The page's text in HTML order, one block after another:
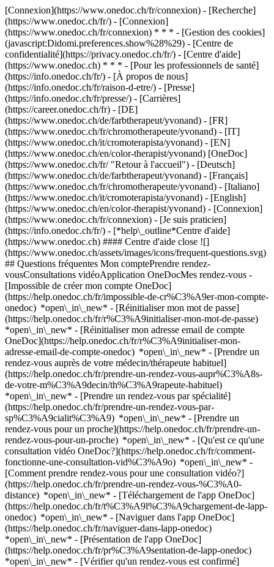
[Connexion](https://www.onedoc.ch/fr/connexion) - [Recherche]
(https://www.onedoc.ch/fr/) - [Connexion]
(https://www.onedoc.ch/fr/connexion) * * * - [Gestion des cookies]
(javascript:Didomi.preferences.show%28%29) - [Centre de
confidentialité](https://privacy.onedoc.ch/fr/) - [Centre d'aide]
(https://www.onedoc.ch) * * * - [Pour les professionnels de santé]
(https://info.onedoc.ch/fr/) - [À propos de nous]
(https://info.onedoc.ch/fr/raison-d-etre/) - [Presse]
(https://info.onedoc.ch/fr/presse/) - [Carrières]
(https://career.onedoc.ch/fr) - [DE]
(https://www.onedoc.ch/de/farbtherapeut/yvonand) - [FR]
(https://www.onedoc.ch/fr/chromotherapeute/yvonand) - [IT]
(https://www.onedoc.ch/it/cromoterapista/yvonand) - [EN]
(https://www.onedoc.ch/en/color-therapist/yvonand) [OneDoc]
(https://www.onedoc.ch/fr/ "Retour à l'accueil") - [Deutsch]
(https://www.onedoc.ch/de/farbtherapeut/yvonand) - [Français]
(https://www.onedoc.ch/fr/chromotherapeute/yvonand) - [Italiano]
(https://www.onedoc.ch/it/cromoterapista/yvonand) - [English]
(https://www.onedoc.ch/en/color-therapist/yvonand) - [Connexion]
(https://www.onedoc.ch/fr/connexion) - [Je suis praticien]
(https://info.onedoc.ch/fr/) - [*help\_outline*Centre d'aide]
(https://www.onedoc.ch) #### Centre d'aide close ![]
(https://www.onedoc.ch/assets/images/icons/frequent-questions.svg)
## Questions fréquentes Mon comptePrendre rendez-
vousConsultations vidéoApplication OneDocMes rendez-vous -
[Impossible de créer mon compte OneDoc]
(https://help.onedoc.ch/fr/impossible-de-cr%C3%A9er-mon-compte-
onedoc) *open\_in\_new* - [Réinitialiser mon mot de passe]
(https://help.onedoc.ch/fr/r%C3%A9initialiser-mon-mot-de-passe)
*open\_in\_new* - [Réinitialiser mon adresse email de compte
OneDoc](https://help.onedoc.ch/fr/r%C3%A9initialiser-mon-
adresse-email-de-compte-onedoc) *open\_in\_new* - [Prendre un
rendez-vous auprès de votre médecin/thérapeute habituel]
(https://help.onedoc.ch/fr/prendre-un-rendez-vous-aupr%C3%A8s-
de-votre-m%C3%A9decin/th%C3%A9rapeute-habituel)
*open\_in\_new* - [Prendre un rendez-vous par spécialité]
(https://help.onedoc.ch/fr/prendre-un-rendez-vous-par-
sp%C3%A9cialit%C3%A9) *open\_in\_new* - [Prendre un
rendez-vous pour un proche](https://help.onedoc.ch/fr/prendre-un-
rendez-vous-pour-un-proche) *open\_in\_new* - [Qu'est ce qu'une
consultation vidéo OneDoc?](https://help.onedoc.ch/fr/comment-
fonctionne-une-consultation-vid%C3%A9o) *open\_in\_new* -
[Comment prendre rendez-vous pour une consultation vidéo?]
(https://help.onedoc.ch/fr/prendre-un-rendez-vous-%C3%A0-
distance) *open\_in\_new* - [Téléchargement de l'app OneDoc]
(https://help.onedoc.ch/fr/t%C3%A9l%C3%A9chargement-de-lapp-
onedoc) *open\_in\_new* - [Naviguer dans l'app OneDoc]
(https://help.onedoc.ch/fr/naviguer-dans-lapp-onedoc)
*open\_in\_new* - [Présentation de l'app OneDoc]
(https://help.onedoc.ch/fr/pr%C3%A9sentation-de-lapp-onedoc)
*open\_in\_new* - [Vérifier qu'un rendez-vous est confirmé](https://help.onedoc.ch/fr/v%C3%A9rifier-quun-rendez-vous-est-confirm%C3%A9) *open\_in\_new* - [Annuler un rendez-vous pris en ligne sur OneDoc](https://help.onedoc.ch/fr/annuler-un-rendez-vous-pris-en-ligne-sur-onedoc) *open\_in\_new* - [Je ne reçois pas de confirmation de rendez-vous](https://help.onedoc.ch/fr/je-ne-re%C3%A7ois-pas-de-confirmation-de-rendez-vous) *open\_in\_new* [Voir tous nos articles *open\_in\_new*](https://help.onedoc.ch/fr/) close ## Modifier votre recherche ![Maison avec un signe plus annonçant qu’une consultation peut être effectuée sur place](https://www.onedoc.ch/assets/images/icons/on-site.svg) Sur place ![Caméra avec un symbole lecture annonçant qu’une consultation peut être effectuée à distance en vidéo](https://www.onedoc.ch/assets/images/icons/remote.svg) À distance Rechercher #### Spécialités #### Praticiens #### Établissements edit Chromothérapeute à Yvonand tune Filtrer par Nouveaux patients*keyboard\_arrow\_down* - Acceptés*check\_circle* Langue parlée*keyboard\_arrow\_down* - Allemand*check\_circle* - Anglais*check\_circle* - Espagnol*check\_circle* - Français*check\_circle* - Italien*check\_circle* Sexe*keyboard\_arrow\_down* - Femme*check\_circle* - Homme*check\_circle* Réseau*keyboard\_arrow\_down* - ASCA*check\_circle* - RME*check\_circle* Disponibilité*keyboard\_arrow\_down* - Disponible aujourdhui*check\_circle* - Dans les 3 prochains jours*check\_circle* - Dans les 7 prochains jours*check\_circle* - Dans les 14 prochains jours*check\_circle* # Chromothérapeute à Yvonand: prenez rendez-vous en ligne aujourd'hui ## 2 résultats à Yvonand [![Mme Nathalie Krieger, thérapeute en biorésonance à Yvonand](https://assets.onedoc.ch/images/users/0a82b79366a239420b7b6bca2e8402e5379a978af79d07c9515f1dc0a1eaf6c1-small.jpg "Mme Nathalie Krieger, thérapeute en biorésonance à Yvonand")](https://www.onedoc.ch/fr/therapeute-en-bioresonance/yvonand/pc2of/nathalie-krieger) ### [Mme Nathalie Krieger](https://www.onedoc.ch/fr/therapeute-en-bioresonance/yvonand/pc2of/nathalie-krieger) ![Badge indiquant un profil vérifié](https://www.onedoc.ch/assets/images/icons/checkmark.svg) [Thérapeute en biorésonance](https://www.onedoc.ch/fr/therapeute-en-bioresonance/yvonand), Chromothérapeute [Cabinet Choisir l'Equilibre](https://www.onedoc.ch/fr/cabinet-paramedical/yvonand/ebes1/cabinet-choisir-l-equilibre) Rue Oche Berthoud 12 1462 Yvonand ![Mme Nathalie Krieger est affiliée au réseau ASCA](https://assets.onedoc.ch/images/networks/logos/496d325fd4282f2f0a46197dd629fd16fcd2d324839e441a2a65aaa74df08a15-small.png) ![Icône patient avec un signe plus annonçant que le professionnel accepte de nouveaux patients](https://www.onedoc.ch/assets/images/icons/new-patients.svg)Accepte les nouveaux patients [Réserver un RDV](https://www.onedoc.ch/fr/therapeute-en-bioresonance/yvonand/pc2of/nathalie-krieger) *chevron\_left* lun. 03 août *chevron\_right* Voir plus de rendez-vous *error\_outline* Une erreur s'est produite lors du chargement des disponibilités [Réessayer](https://www.onedoc.ch) [![Mme Yolande Bugnon, réflexologue à Yvonand](https://assets.onedoc.ch/images/users/56312b9cbfc9b962732bcd42a7cf88c8652a84057b7627ff960926d711483144-small.jpg "Mme Yolande Bugnon, réflexologue à Yvonand")](https://www.onedoc.ch/fr/reflexologue/yvonand/pcn4q/yolande-bugnon) ### [Mme Yolande Bugnon](https://www.onedoc.ch/fr/reflexologue/yvonand/pcn4q/yolande-bugnon) ![Badge indiquant un profil vérifié](https://www.onedoc.ch/assets/images/icons/checkmark.svg) [Réflexologue](https://www.onedoc.ch/fr/reflexologue/yvonand), Chromothérapeute Nature & Equilibre Rue de la Ria 2 1462 Yvonand ![Mme Yolande Bugnon est affiliée au réseau ASCA](https://assets.onedoc.ch/images/networks/logos/496d325fd4282f2f0a46197dd629fd16fcd2d324839e441a2a65aaa74df08a15-small.png)![Mme Yolande Bugnon est affiliée au réseau RME](https://assets.onedoc.ch/images/networks/logos/a202aabd14cdddb5ff03205af2481fb805645ff903773c55a6c572d22f23762e-small.png) ![Icône patient avec un signe plus annonçant que le professionnel accepte de nouveaux patients](https://www.onedoc.ch/assets/images/icons/new-patients.svg)Accepte les nouveaux patients [Réserver un RDV](https://www.onedoc.ch/fr/reflexologue/yvonand/pcn4q/yolande-bugnon) *chevron\_left* lun. 03 août *chevron\_right* Voir plus de rendez-vous *error\_outline* Une erreur s'est produite lors du chargement des disponibilités [Réessayer](https://www.onedoc.ch) ## __Chromothérapeutes__: d'autres spécialistes sont réservables en ligne dans les environs de __Yvonand__ [![Mme Sylvie Rossier, chromothérapeute à Corcelles-près-Payerne](https://assets.onedoc.ch/images/users/e7215fbc8225dcae095803845cf7ca0cabacd9b9fcb3d65fbadeda6915ef1377-small.jpg "Mme Sylvie Rossier, chromothérapeute à Corcelles-près-Payerne")](https://www.onedoc.ch/fr/chromotherapeute/corcelles-pres-payerne/pca2w/sylvie-rossier) ### [Mme Sylvie Rossier](https://www.onedoc.ch/fr/chromotherapeute/corcelles-pres-payerne/pca2w/sylvie-rossier) ![Badge indiquant un profil vérifié](https://www.onedoc.ch/assets/images/icons/checkmark.svg) [Chromothérapeute](https://www.onedoc.ch/fr/chromotherapeute/corcelles-pres-payerne) Cabinet Bienveillant Rue Alexandre-Dumont 1 1562 Corcelles-près-Payerne ![Mme Sylvie Rossier est affiliée au réseau ASCA](https://assets.onedoc.ch/images/networks/logos/496d325fd4282f2f0a46197dd629fd16fcd2d324839e441a2a65aaa74df08a15-small.png) ![Icône patient avec un signe plus annonçant que le professionnel accepte de nouveaux patients](https://www.onedoc.ch/assets/images/icons/new-patients.svg)Accepte les nouveaux patients [Réserver un RDV](https://www.onedoc.ch/fr/chromotherapeute/corcelles-pres-payerne/pca2w/sylvie-rossier) *chevron\_left* lun. 03 août *chevron\_right* Voir plus de rendez-vous *error\_outline* Une erreur s'est produite lors du chargement des disponibilités [Réessayer](https://www.onedoc.ch) [![Mme Crystelle Echenard, thérapeute en nutrition à Echallens](https://assets.onedoc.ch/images/users/d3f93e7417beaf8713606f162fd53e9988d68626f2f9b5aa8e05e1b45e07aec3-small.jpg "Mme Crystelle Echenard, thérapeute en nutrition à Echallens")](https://www.onedoc.ch/fr/therapeute-en-nutrition/echallens/pcspj/crystelle-echenard) ### [Mme Crystelle Echenard](https://www.onedoc.ch/fr/therapeute-en-nutrition/echallens/pcspj/crystelle-echenard) ![Badge indiquant un profil vérifié](https://www.onedoc.ch/assets/images/icons/checkmark.svg) [Thérapeute en nutrition](https://www.onedoc.ch/fr/therapeute-en-nutrition/echallens), [Chromothérapeute](https://www.onedoc.ch/fr/chromotherapeute/echallens) Nola NUTRITION Chemin de la Clopette 14 1040 Echallens ![Mme Crystelle Echenard est affiliée au réseau ASCA](https://assets.onedoc.ch/images/networks/logos/496d325fd4282f2f0a46197dd629fd16fcd2d324839e441a2a65aaa74df08a15-small.png) ![Icône patient avec un signe plus annonçant que le professionnel accepte de nouveaux patients](https://www.onedoc.ch/assets/images/icons/new-patients.svg)Accepte les nouveaux patients [Réserver un RDV](https://www.onedoc.ch/fr/therapeute-en-nutrition/echallens/pcspj/crystelle-echenard) *chevron\_left* lun. 03 août *chevron\_right* Voir plus de rendez-vous *error\_outline* Une erreur s'est produite lors du chargement des disponibilités [Réessayer](https://www.onedoc.ch) [![Mme Sylvie Mathey, thérapeute en hypnose à Assens](https://assets.onedoc.ch/images/users/b2677498a91a21086fe3f881172b18c49ce174d199fcaeb7da3bd481fef83f26-small.jpg "Mme Sylvie Mathey, thérapeute en hypnose à Assens")](https://www.onedoc.ch/fr/therapeute-en-hypnose/assens/pcpxt/sylvie-mathey) ### [Mme Sylvie Mathey](https://www.onedoc.ch/fr/therapeute-en-hypnose/assens/pcpxt/sylvie-mathey) ![Badge indiquant un profil vérifié](https://www.onedoc.ch/assets/images/icons/checkmark.svg) [Thérapeute en hypnose](https://www.onedoc.ch/fr/therapeute-en-hypnose/assens), [Chromothérapeute](https://www.onedoc.ch/fr/chromotherapeute/assens) Coeur en conscience Assens Route du Merelet 25 1042 Assens ![Mme Sylvie Mathey est affiliée au réseau ASCA](https://assets.onedoc.ch/images/networks/logos/496d325fd4282f2f0a46197dd629fd16fcd2d324839e441a2a65aaa74df08a15-small.png) ![Icône patient avec un signe plus annonçant que le professionnel accepte de nouveaux patients](https://www.onedoc.ch/assets/images/icons/new-patients.svg)Accepte les nouveaux patients [Réserver un RDV](https://www.onedoc.ch/fr/therapeute-en-hypnose/assens/pcpxt/sylvie-mathey) [![Mme Emanuela Leonetti, thérapeute craniosacrale à Cormondrèche](https://assets.onedoc.ch/images/users/cf862c89c5eab385487ecfdf120a10cb86bf17a1bc3a34a4bad258775ea823c2-small.png "Mme Emanuela Leonetti, thérapeute craniosacrale à Cormondrèche")](https://www.onedoc.ch/fr/therapeute-craniosacrale/cormondreche/pcn6y/emanuela-leonetti) ### [Mme Emanuela Leonetti](https://www.onedoc.ch/fr/therapeute-craniosacrale/cormondreche/pcn6y/emanuela-leonetti) ![Badge indiquant un profil vérifié](https://www.onedoc.ch/assets/images/icons/checkmark.svg) [Thérapeute craniosacrale](https://www.onedoc.ch/fr/therapeute-craniosacrale/cormondreche), [Chromothérapeute](https://www.onedoc.ch/fr/chromotherapeute/cormondreche) accord parfait, Emanuela Leonetti Rue des Préels 4 2036 Cormondrèche ![Mme Emanuela Leonetti est affiliée au réseau ASCA](https://assets.onedoc.ch/images/networks/logos/496d325fd4282f2f0a46197dd629fd16fcd2d324839e441a2a65aaa74df08a15-small.png) ![Icône patient avec un signe plus annonçant que le professionnel accepte de nouveaux patients](https://www.onedoc.ch/assets/images/icons/new-patients.svg)Accepte les nouveaux patients [Réserver un RDV](https://www.onedoc.ch/fr/therapeute-craniosacrale/cormondreche/pcn6y/emanuela-leonetti) [![Mme Annabelle Mischler Profico, masseuse classique à La Grande Béroche](https://assets.onedoc.ch/images/users/24800dc3edc693621fae700e8adf34